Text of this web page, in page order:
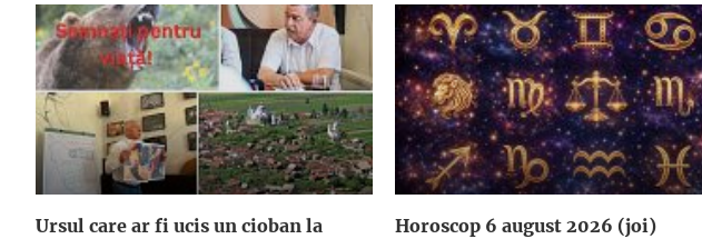
Ursul care ar fi ucis un cioban la
Horoscop 6 august 2026 (joi)